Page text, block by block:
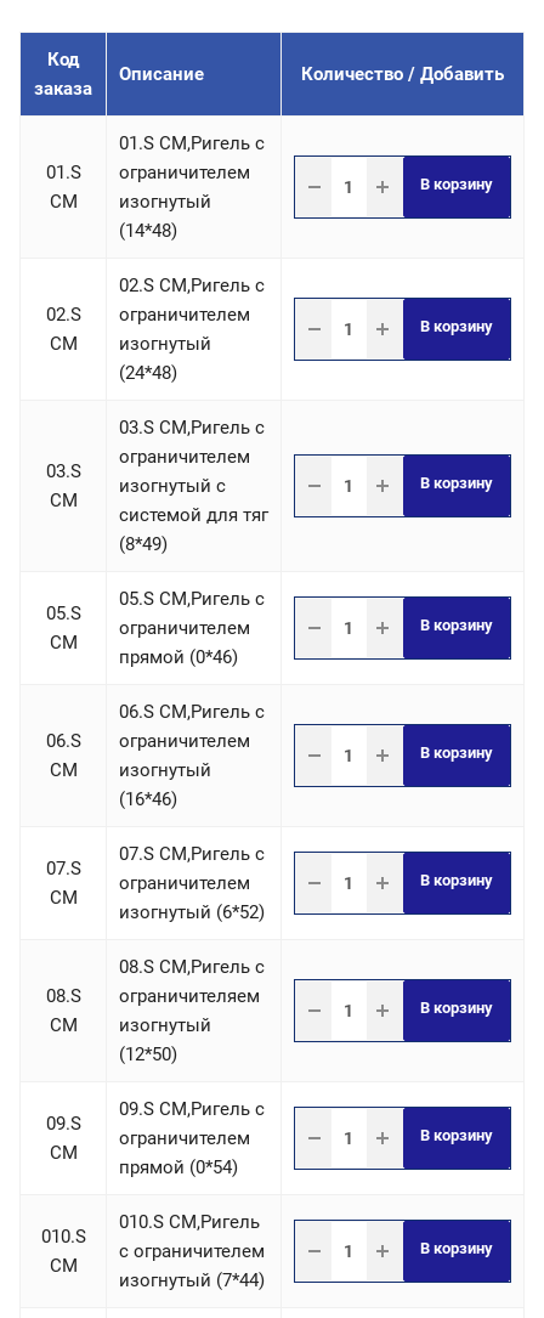
Код
заказа
Описание Количество / Добавить
01.S
СM
01.S СM,Ригель c
ограничителем
изогнутый
(14*48)
В корзину
02.S
СM
02.S СM,Ригель c
ограничителем
изогнутый
(24*48)
В корзину
03.S
СM
03.S СM,Ригель c
ограничителем
изогнутый с
системой для тяг
(8*49)
В корзину
05.S
СM
05.S СM,Ригель c
ограничителем
прямой (0*46)
В корзину
06.S
СM
06.S СM,Ригель c
ограничителем
изогнутый
(16*46)
В корзину
07.S
СM
07.S СM,Ригель c
ограничителем
изогнутый (6*52)
В корзину
08.S
СM
08.S СM,Ригель c
ограничителяем
изогнутый
(12*50)
В корзину
09.S
СM
09.S СM,Ригель c
ограничителем
прямой (0*54)
В корзину
010.S
СM
010.S СM,Ригель
c ограничителем
изогнутый (7*44)
В корзину